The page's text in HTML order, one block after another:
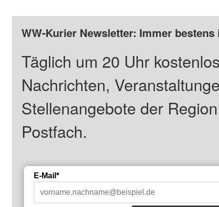
WW-Kurier Newsletter: Immer
Täglich um 20 Uhr
Nachrichten,
Stellenangebote der
Postfach.
E-Mail*